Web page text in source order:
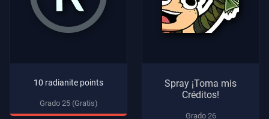
10 radianite points
Grado 25 (Gratis)
Spray ¡Toma mis
Créditos!
Grado 26